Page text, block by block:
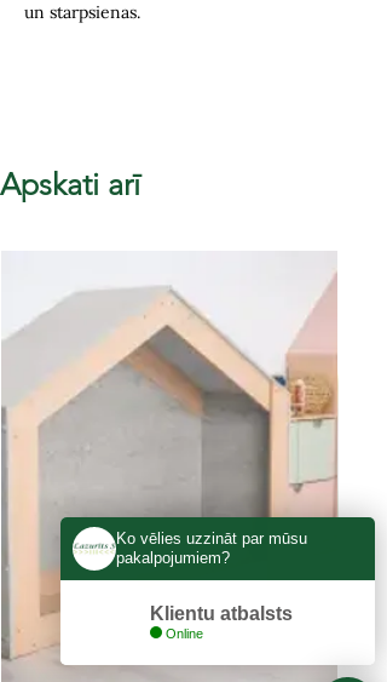
un starpsienas.
Apskati arī
Ko vēlies uzzināt par mūsu
pakalpojumiem?
Klientu atbalsts
Online